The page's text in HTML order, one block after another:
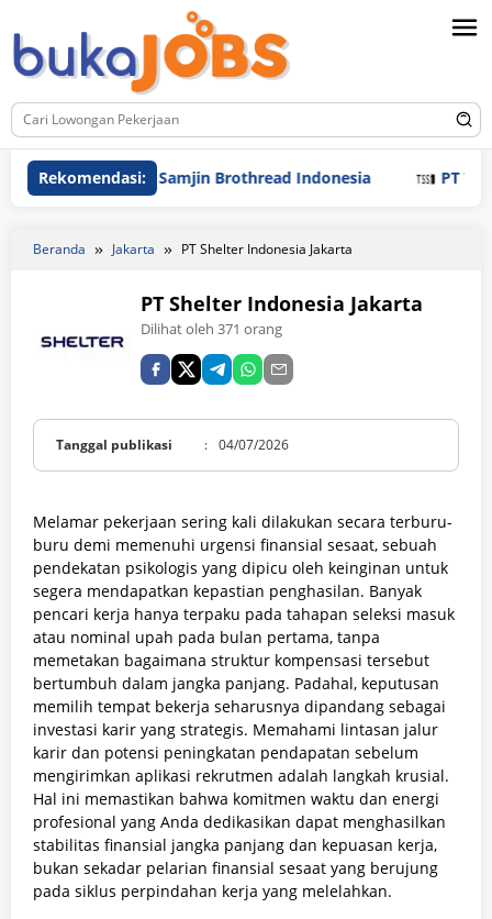
ke
konten
Rekomendasi:
PT Samjin Brothread Indonesia PT Techno
Beranda Jakarta PT Shelter Indonesia Jakarta
PT Shelter Indonesia Jakarta
Dilihat oleh 371 orang
Tanggal publikasi : 04/07/2026
Melamar pekerjaan sering kali dilakukan secara terburu-
buru demi memenuhi urgensi finansial sesaat, sebuah
pendekatan psikologis yang dipicu oleh keinginan untuk
segera mendapatkan kepastian penghasilan. Banyak
pencari kerja hanya terpaku pada tahapan seleksi masuk
atau nominal upah pada bulan pertama, tanpa
memetakan bagaimana struktur kompensasi tersebut
bertumbuh dalam jangka panjang. Padahal, keputusan
memilih tempat bekerja seharusnya dipandang sebagai
investasi karir yang strategis. Memahami lintasan jalur
karir dan potensi peningkatan pendapatan sebelum
mengirimkan aplikasi rekrutmen adalah langkah krusial.
Hal ini memastikan bahwa komitmen waktu dan energi
profesional yang Anda dedikasikan dapat menghasilkan
stabilitas finansial jangka panjang dan kepuasan kerja,
bukan sekadar pelarian finansial sesaat yang berujung
pada siklus perpindahan kerja yang melelahkan.